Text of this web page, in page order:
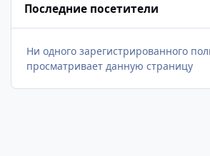
Последние посетители
Ни одного зарегистрированного
просматривает данную страницу